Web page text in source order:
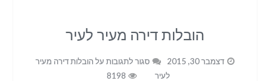
הובלות דירה מעיר לעיר
דצמבר 30, 2015 סגור לתגובות על הובלות דירה מעיר
לעיר